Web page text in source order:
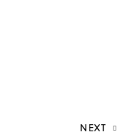
NEXT